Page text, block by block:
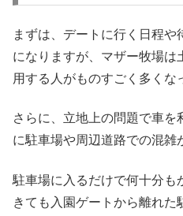
まずは、デートに行く日程や
になりますが、マザー牧場は
用する人がものすごく多くな
さらに、立地上の問題で車
に駐車場や周辺道路での混雑
駐車場に入るだけで何十分も
きても入園ゲートから離れ